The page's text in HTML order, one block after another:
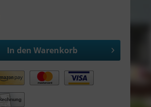
In den Warenkorb